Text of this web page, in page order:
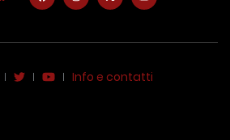
Info e contatti